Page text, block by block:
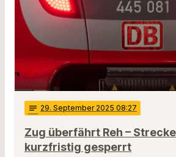
notes 29. September 2025 08:27
Zug überfährt Reh –
kurzfristig gesperrt